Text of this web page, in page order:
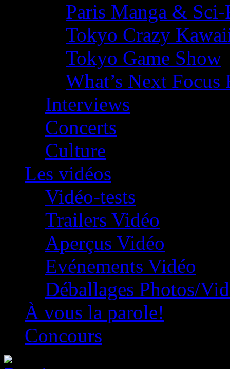
Paris Manga &
Tokyo Crazy
Tokyo Game Show
What’s Next
Interviews
Concerts
Culture
Les vidéos
Vidéo-tests
Trailers Vidéo
Aperçus Vidéo
Evénements Vidéo
Déballages Photos/
À vous la parole!
Concours